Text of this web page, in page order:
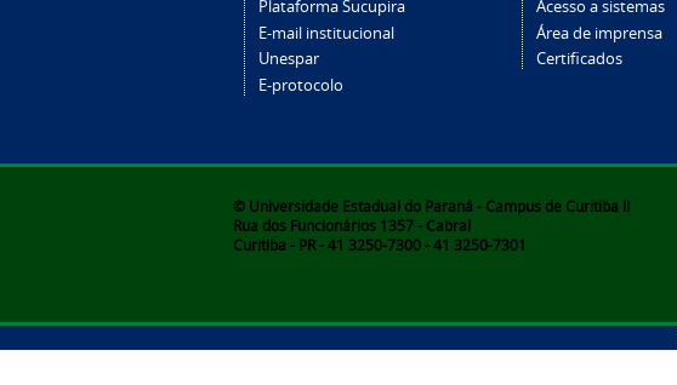
Plataforma Sucupira
E-mail institucional
Unespar
E-protocolo
Acesso a sistemas
Área de imprensa
Certificados
© Universidade Estadual do Paraná - Campus de Curitiba II
Rua dos Funcionários 1357 - Cabral
Curitiba - PR - 41 3250-7300 - 41 3250-7301